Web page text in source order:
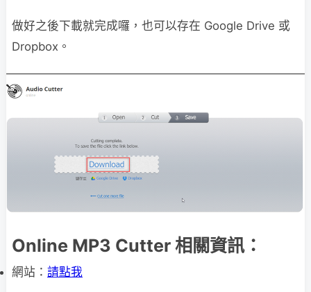
做好之後下載就完成囉，也可以存在 Google Drive 或
Dropbox。
Online MP3 Cutter 相關資訊：
網站： 請點我